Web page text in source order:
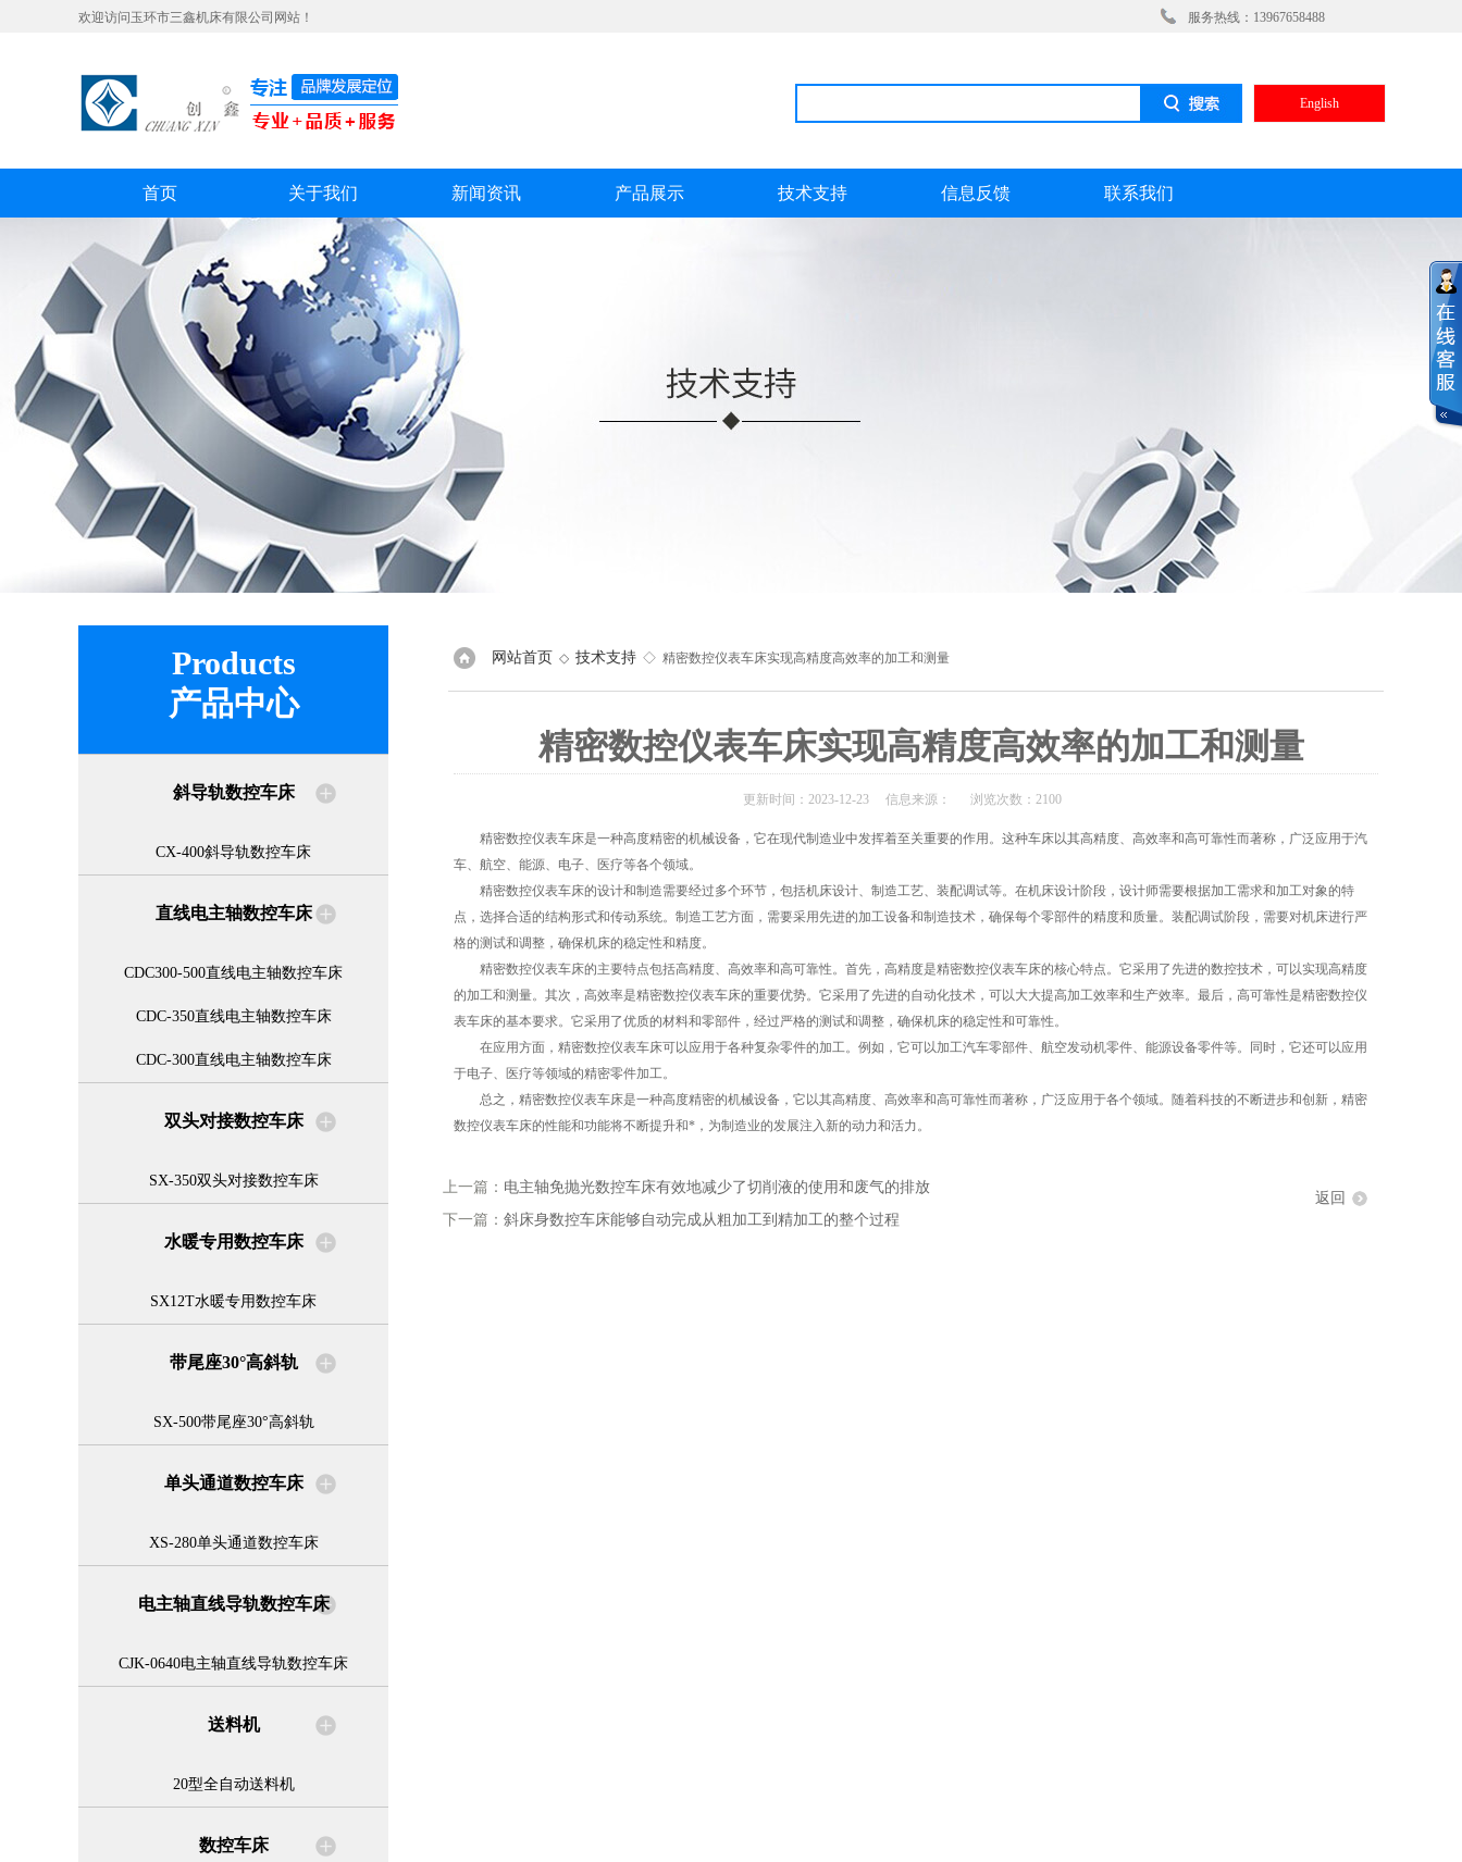
欢迎访问玉环市三鑫机床有限公司网站！ 服务热线：13967658488
English
首页 关于我们 新闻资讯 产品展示 技术支持 信息反馈 联系我们
Products
产品中心
斜导轨数控车床
CX-400斜导轨数控车床
直线电主轴数控车床
CDC300-500直线电主轴数控车床
CDC-350直线电主轴数控车床
CDC-300直线电主轴数控车床
双头对接数控车床
SX-350双头对接数控车床
水暖专用数控车床
SX12T水暖专用数控车床
带尾座30°高斜轨
SX-500带尾座30°高斜轨
单头通道数控车床
XS-280单头通道数控车床
电主轴直线导轨数控车床
CJK-0640电主轴直线导轨数控车床
送料机
20型全自动送料机
数控车床
网站首页 ◇ 技术支持 ◇ 精密数控仪表车床实现高精度高效率的加工和测量
精密数控仪表车床实现高精度高效率的加工和测量
更新时间：2023-12-23 信息来源： 浏览次数：2100
精密数控仪表车床是一种高度精密的机械设备，它在现代制造业中发挥着至关重要的作用。这种车床以其高精度、高效率和高可靠性而著称，广泛应用于汽
车、航空、能源、电子、医疗等各个领域。
精密数控仪表车床的设计和制造需要经过多个环节，包括机床设计、制造工艺、装配调试等。在机床设计阶段，设计师需要根据加工需求和加工对象的特
点，选择合适的结构形式和传动系统。制造工艺方面，需要采用先进的加工设备和制造技术，确保每个零部件的精度和质量。装配调试阶段，需要对机床进行严
格的测试和调整，确保机床的稳定性和精度。
精密数控仪表车床的主要特点包括高精度、高效率和高可靠性。首先，高精度是精密数控仪表车床的核心特点。它采用了先进的数控技术，可以实现高精度
的加工和测量。其次，高效率是精密数控仪表车床的重要优势。它采用了先进的自动化技术，可以大大提高加工效率和生产效率。最后，高可靠性是精密数控仪
表车床的基本要求。它采用了优质的材料和零部件，经过严格的测试和调整，确保机床的稳定性和可靠性。
在应用方面，精密数控仪表车床可以应用于各种复杂零件的加工。例如，它可以加工汽车零部件、航空发动机零件、能源设备零件等。同时，它还可以应用
于电子、医疗等领域的精密零件加工。
总之，精密数控仪表车床是一种高度精密的机械设备，它以其高精度、高效率和高可靠性而著称，广泛应用于各个领域。随着科技的不断进步和创新，精密
数控仪表车床的性能和功能将不断提升和*，为制造业的发展注入新的动力和活力。
上一篇： 电主轴免抛光数控车床有效地减少了切削液的使用和废气的排放
下一篇： 斜床身数控车床能够自动完成从粗加工到精加工的整个过程
返回